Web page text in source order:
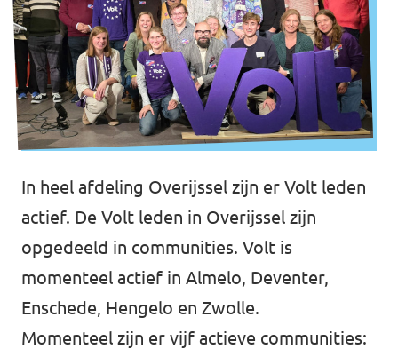
Agenda
Gemeenteraadsverkiezingen 2026
Doneer
Voor leden
Vacatures
In heel afdeling Overijssel zijn er Volt leden
actief. De Volt leden in Overijssel zijn
opgedeeld in communities. Volt is
momenteel actief in Almelo, Deventer,
Enschede, Hengelo en Zwolle.
Momenteel zijn er vijf actieve communities: